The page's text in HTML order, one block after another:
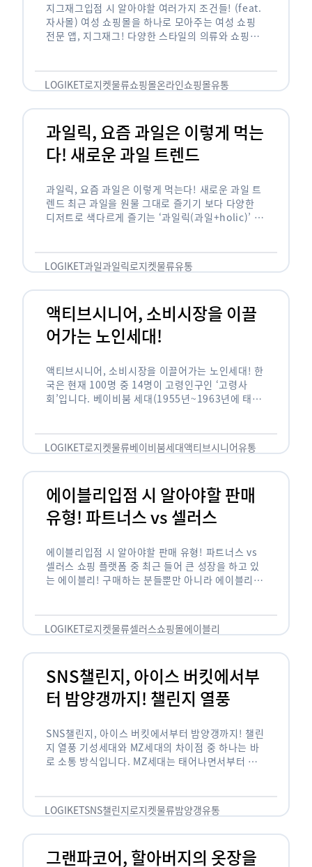
지그재그입점 시 알아야할 여러가지 조건들! (feat.
자사몰) 여성 쇼핑몰을 하나로 모아주는 여성 쇼핑
전문 앱, 지그재그! 다양한 스타일의 의류와 쇼핑몰
LOGIKET로지켓물류쇼핑몰온라인쇼핑몰유통
과일릭, 요즘 과일은 이렇게 먹는
다! 새로운 과일 트렌드
과일릭, 요즘 과일은 이렇게 먹는다! 새로운 과일 트
렌드 최근 과일을 원물 그대로 즐기기 보다 다양한
디저트로 색다르게 즐기는 ‘과일릭(과일+holic)’ 트
…
LOGIKET과일과일릭로지켓물류유통
액티브시니어, 소비시장을 이끌
어가는 노인세대!
액티브시니어, 소비시장을 이끌어가는 노인세대! 한
국은 현재 100명 중 14명이 고령인구인 ‘고령사
회’입니다. 베이비붐 세대(1955년~1963년에 태어
오고 있습니다. 하지만 사회가 늙어가는 …
LOGIKET로지켓물류베이비붐세대액티브시니어유통
에이블리입점 시 알아야할 판매
유형! 파트너스 vs 셀러스
에이블리입점 시 알아야할 판매 유형! 파트너스 vs
셀러스 쇼핑 플랫폼 중 최근 들어 큰 성장을 하고 있
는 에이블리! 구매하는 분들뿐만 아니라 에이블리에
LOGIKET로지켓물류셀러스쇼핑몰에이블리
SNS챌린지, 아이스 버킷에서부
터 밤양갱까지! 챌린지 열풍
SNS챌린지, 아이스 버킷에서부터 밤양갱까지! 챌린
지 열풍 기성세대와 MZ세대의 차이점 중 하나는 바
로 소통 방식입니다. MZ세대는 태어나면서부터 디
도 능숙한 …
LOGIKETSNS챌린지로지켓물류밤양갱유통
그랜파코어, 할아버지의 옷장을